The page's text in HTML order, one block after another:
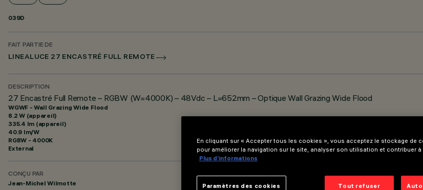
039D
FAIT PARTIE DE
LINEALUCE 27 ENCASTRÉ FULL REMOTE
DESCRIPTION
27 Encastré Full Remote – RGBW (W=4000K) – 48Vdc – L=652mm – Optique Wall Grazing Wide Flood
WGWF - Wall Grazing Wide Flood
8.2 W (appareil)
335.4 lm (appareil)
40.9 lm/W
RGBW - 4000K
External
CONÇU PAR
Jean-Michel Wilmotte
En cliquant sur « Accepter tous les cookies », vous acceptez le stockage de
pour améliorer la navigation sur le site, analyser son utilisation et contribuer
Plus d’informations
Tout refuser
Paramètres des cookies